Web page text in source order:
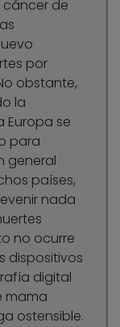
cáncer de
por
obstante,
la
Europa se
para
general
países,
nada
no ocurre
dispositivos
digital
mama
ostensible.